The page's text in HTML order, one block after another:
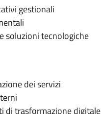
gestionali
soluzioni tecnologiche
dei servizi
di trasformazione digitale